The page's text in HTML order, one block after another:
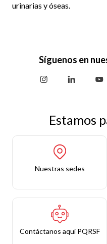
urinarias y óseas.
Síguenos en
Estamos
Nuestras sedes
Contáctanos aquí PQRSF